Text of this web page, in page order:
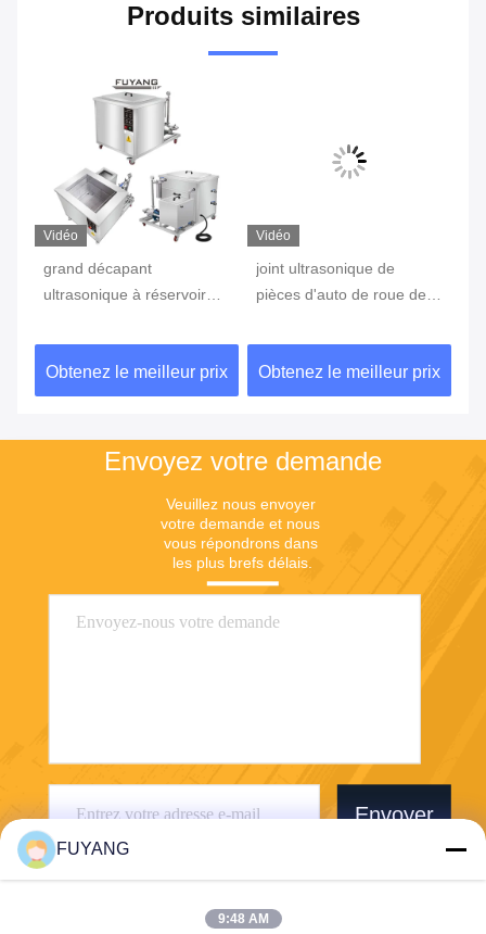
Produits similaires
Vidéo
grand décapant
ultrasonique à réservoir
40KHz avec la grande
capacité à faible bruit
Obtenez le meilleur prix
Vidéo
joint ultrasonique de
pièces d'auto de roue de
ultrasonique de 40KHz 61L
Obtenez le meilleur prix
Envoyez votre demande
Veuillez nous envoyer
votre demande et nous
vous répondrons dans
les plus brefs délais.
Envoyer
FUYANG
9:48 AM